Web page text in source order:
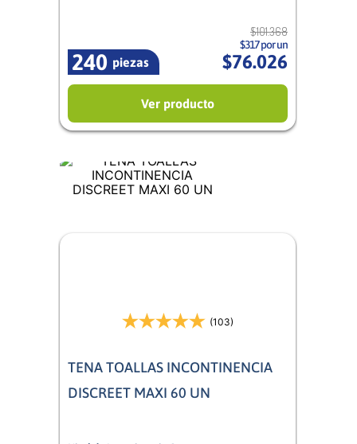
piezas
240
$101.368
$317 por un
$76.026
Ver producto
(103)
TENA TOALLAS INCONTINENCIA
DISCREET MAXI 60 UN